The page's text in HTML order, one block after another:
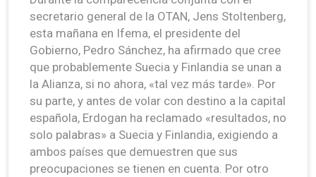
secretario general de la OTAN, Jens Stoltenberg,
esta mañana en Ifema, el presidente del
Gobierno, Pedro Sánchez, ha afirmado que cree
que probablemente Suecia y Finlandia se unan a
la Alianza, si no ahora, «tal vez más tarde». Por
su parte, y antes de volar con destino a la capital
española, Erdogan ha reclamado «resultados, no
solo palabras» a Suecia y Finlandia, exigiendo a
ambos países que demuestren que sus
preocupaciones se tienen en cuenta. Por otro